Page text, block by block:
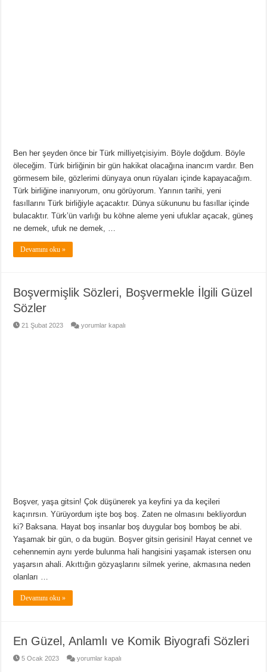
Ben her şeyden önce bir Türk milliyetçisiyim. Böyle doğdum. Böyle
öleceğim. Türk birliğinin bir gün hakikat olacağına inancım vardır. Ben
görmesem bile, gözlerimi dünyaya onun rüyaları içinde kapayacağım.
Türk birliğine inanıyorum, onu görüyorum. Yarının tarihi, yeni
fasıllarını Türk birliğiyle açacaktır. Dünya sükununu bu fasıllar içinde
bulacaktır. Türk’ün varlığı bu köhne aleme yeni ufuklar açacak, güneş
ne demek, ufuk ne demek, …
Devamını oku »
Boşvermişlik Sözleri, Boşvermekle İlgili Güzel
Sözler
21 Şubat 2023
Boşvermişlik
yorumlar kapalı
Boşver, yaşa gitsin! Çok düşünerek ya keyfini ya da keçileri
kaçırırsın. Yürüyordum işte boş boş. Zaten ne olmasını bekliyordun
ki? Baksana. Hayat boş insanlar boş duygular boş bomboş be abi.
Yaşamak bir gün, o da bugün. Boşver gitsin gerisini! Hayat cennet ve
cehennemin aynı yerde bulunma hali hangisini yaşamak istersen onu
yaşarsın ahali. Akıttığın gözyaşlarını silmek yerine, akmasına neden
olanları …
Devamını oku »
En Güzel, Anlamlı ve Komik Biyografi Sözleri
5 Ocak 2023
En
yorumlar kapalı